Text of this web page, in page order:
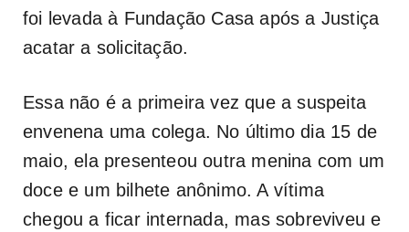
foi levada à Fundação Casa após a Justiça
acatar a solicitação.
Essa não é a primeira vez que a suspeita
envenena uma colega. No último dia 15 de
maio, ela presenteou outra menina com um
doce e um bilhete anônimo. A vítima
chegou a ficar internada, mas sobreviveu e